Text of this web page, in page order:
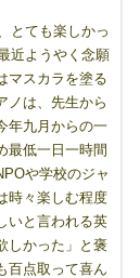
とても楽しかっ
近ようやく念願
マスカラを塗る
ノは、先生から
年九月からの一
最低一日一時間
や学校のジャ
時々楽しむ程度
いと言われる英
しかった」と褒
百点取って喜ん